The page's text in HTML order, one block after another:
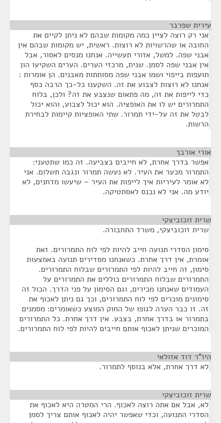
עירית שפרבר
אני רק רוצה לציין כמה מקומות שבהם לא ניתן לקיים את
החובה או שהרשויות לא רוצות. ראשית, יש מקומות שבהם אין
אבני שפה. למשל, אזורי תעשייה. אנחנו מנסים לאסור, אבל
אין אבני שפה לסמן. שנית, מרכזי הערים. הערים השקיעו הון
תועפות בייפוי ושמו אבני שפה מסותתות מאבנים. הן אומרות :
אנחנו לא רוצות לצבוע את זה. השקענו כל-כך הרבה כסף
כדי לייפות את זה, מה פתאום שנצבע את זה? ולכן, בלוח
התמרורים יש לו את האופציה. הוא יכול לצבוע, והוא יכול
לבטל את זה על-ידי תמרור. שתי האופציות קיימות לבחירת
הרשות.
אורי אורבך
אפשר בדרך אחרת, לא חייבים בצביעה. זה כמו שתטעני:
התמרור מכער את העיר. לא נעשה תמרור ונגבה תשלום. אני
לא אומר לעיריות איך לייפות את העיר – שיעשו מדחנים, לא
יודע מה. אני לא נכנס לאסתטיקה.
שרית זוכוביצקי
שרית זוכוביצקי, משרד התחבורה.
סימון הסדרי תנועה חייב להיות לפי לוח התמרורים. זאת
אומרת, אין דרך אחרת. כשאנחנו מסדירים תנועה באמצעות
סימון, זה חייב להיות לפי התמרורים שבלוח התמרורים.
התמרורים שבלוח התמרורים כוללים את התמרורים על
העמודים שאנחנו מכירים, וגם הסימון על פני הדרך. הכול זה
סימונים מוכרים לפי לוח התמרורים, וכך גם ניתן לאכוף את
זה. זו כבר הערה לגופו של החוק המוצע כשאומרים: מסמנים
בתמרור או בדרך אחרת, בצבע. אין דרך אחרת. כל התמרורים
המוכרים שניתן לאכוף אותם חייבים להיות לפי לוח התמרורים.
היו"ר דוד אזולאי
לא דרך אחרת, אלא בנוסף לתמרור.
שרית זוכוביצקי
לא, אבל אם אתה רוצה לאכוף. הרי המטרה היא לאכוף את
הסדרי התנועה, וכדי שאפשר יהיה לאכוף אותם צריך לסמן